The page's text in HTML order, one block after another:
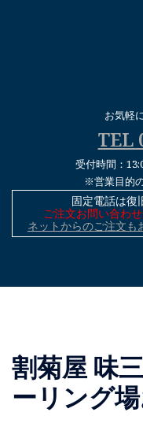
お気軽
TEL
受付時間：
※営業目的
固定電話は復
ご注文お問い合わ
ネットからのご注文も
割菊屋 味
ーリング